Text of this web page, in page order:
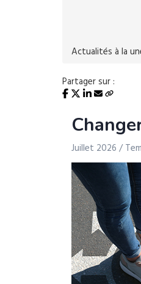
Actualités à la
Partager sur :
Juillet 2026 /